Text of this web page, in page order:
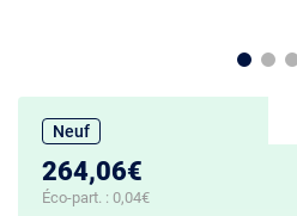
Neuf
264,06€
Éco-part. : 0,04€